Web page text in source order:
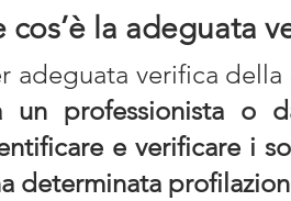
cos’è la adeguata
adeguata verifica
un professionista o
e verificare i
determinata